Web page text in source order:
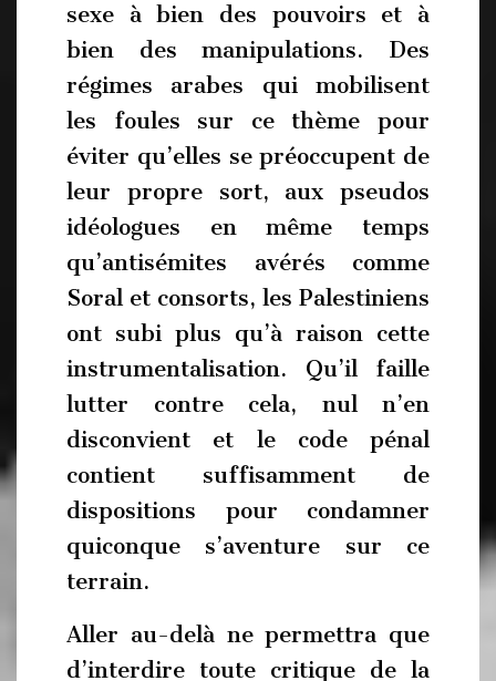
sexe à bien des pouvoirs et à
bien des manipulations. Des
régimes arabes qui mobilisent
les foules sur ce thème pour
éviter qu’elles se préoccupent de
leur propre sort, aux pseudos
idéologues en même temps
qu’antisémites avérés comme
Soral et consorts, les Palestiniens
ont subi plus qu’à raison cette
instrumentalisation. Qu’il faille
lutter contre cela, nul n’en
disconvient et le code pénal
contient suffisamment de
dispositions pour condamner
quiconque s’aventure sur ce
terrain.
Aller au-delà ne permettra que
d’interdire toute critique de la